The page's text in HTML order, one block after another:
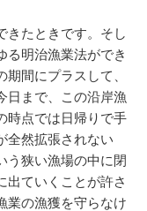
きたときです。そし
る明治漁業法ができ
間にプラスして、
日まで、この沿岸漁
時点では日帰りで手
全然拡張されない
う狭い漁場の中に閉
出ていくことが許さ
業の漁獲を守らなけ